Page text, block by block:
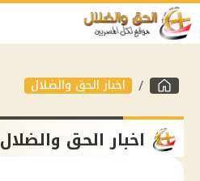
اخبار الحق والضلال
اخبار الحق والضلال